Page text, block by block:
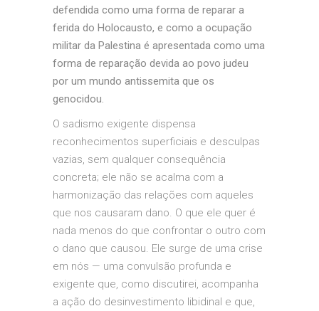
defendida como uma forma de reparar a
ferida do Holocausto, e como a ocupação
militar da Palestina é apresentada como uma
forma de reparação devida ao povo judeu
por um mundo antissemita que os
genocidou.
O sadismo exigente dispensa
reconhecimentos superficiais e desculpas
vazias, sem qualquer consequência
concreta; ele não se acalma com a
harmonização das relações com aqueles
que nos causaram dano. O que ele quer é
nada menos do que confrontar o outro com
o dano que causou. Ele surge de uma crise
em nós — uma convulsão profunda e
exigente que, como discutirei, acompanha
a ação do desinvestimento libidinal e que,